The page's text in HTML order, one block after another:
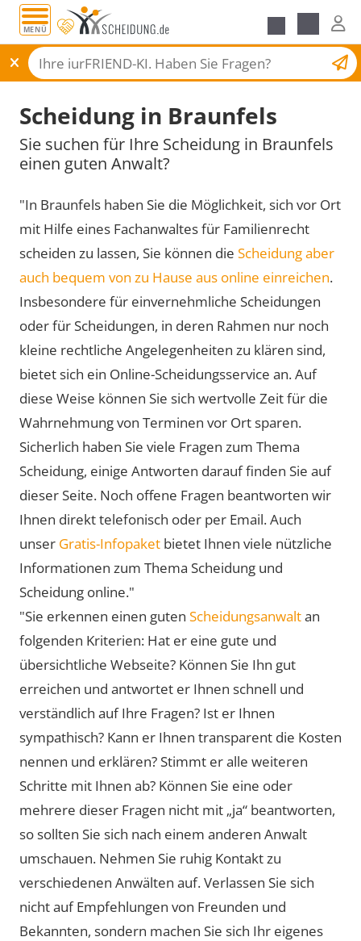
MENÜ
Scheidungsantrag
Scheidung in Braunfels
Sie suchen für Ihre Scheidung in Braunfels
einen guten Anwalt?
"In Braunfels haben Sie die Möglichkeit, sich vor Ort
mit Hilfe eines Fachanwaltes für Familienrecht
scheiden zu lassen, Sie können die Scheidung aber
auch bequem von zu Hause aus online einreichen.
Insbesondere für einvernehmliche Scheidungen
oder für Scheidungen, in deren Rahmen nur noch
kleine rechtliche Angelegenheiten zu klären sind,
bietet sich ein Online-Scheidungsservice an. Auf
diese Weise können Sie sich wertvolle Zeit für die
Wahrnehmung von Terminen vor Ort sparen.
Sicherlich haben Sie viele Fragen zum Thema
Scheidung, einige Antworten darauf finden Sie auf
dieser Seite. Noch offene Fragen beantworten wir
Ihnen direkt telefonisch oder per Email. Auch
unser Gratis-Infopaket bietet Ihnen viele nützliche
Informationen zum Thema Scheidung und
Scheidung online."
"Sie erkennen einen guten Scheidungsanwaltan
folgenden Kriterien: Hat er eine gute und
übersichtliche Webseite? Können Sie Ihn gut
erreichen und antwortet er Ihnen schnell und
verständlich auf Ihre Fragen? Ist er Ihnen
sympathisch? Kann er Ihnen transparent die Kosten
nennen und erklären? Stimmt er alle weiteren
Schritte mit Ihnen ab? Können Sie eine oder
mehrere dieser Fragen nicht mit „ja“ beantworten,
so sollten Sie sich nach einem anderen Anwalt
umschauen. Nehmen Sie ruhig Kontakt zu
verschiedenen Anwälten auf. Verlassen Sie sich
nicht auf Empfehlungen von Freunden und
Bekannten, sondern machen Sie sich Ihr eigenes